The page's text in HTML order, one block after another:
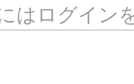
はログイン